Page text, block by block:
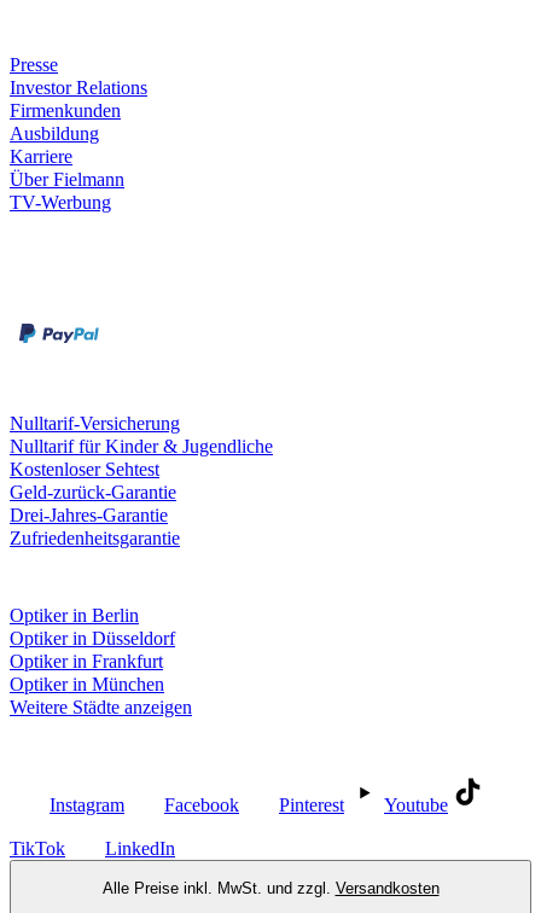
Presse
Investor Relations
Firmenkunden
Ausbildung
Karriere
Über Fielmann
TV-Werbung
Nulltarif-Versicherung
Nulltarif für Kinder & Jugendliche
Kostenloser Sehtest
Geld-zurück-Garantie
Drei-Jahres-Garantie
Zufriedenheitsgarantie
Optiker in Berlin
Optiker in Düsseldorf
Optiker in Frankfurt
Optiker in München
Weitere Städte anzeigen
Instagram Facebook Pinterest Youtube
TikTok LinkedIn
Alle Preise inkl. MwSt. und zzgl. Versandkosten